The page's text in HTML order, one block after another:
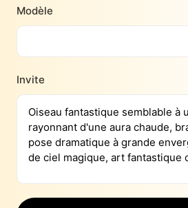
Modèle
Invite